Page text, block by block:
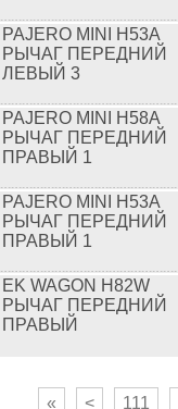
PAJERO MINI H53A
РЫЧАГ ПЕРЕДНИЙ
ЛЕВЫЙ 3
PAJERO MINI H58A
РЫЧАГ ПЕРЕДНИЙ
ПРАВЫЙ 1
PAJERO MINI H53A
РЫЧАГ ПЕРЕДНИЙ
ПРАВЫЙ 1
EK WAGON H82W
РЫЧАГ ПЕРЕДНИЙ
ПРАВЫЙ
« < 111